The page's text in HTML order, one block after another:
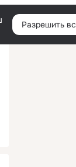
Войти
Разрешить